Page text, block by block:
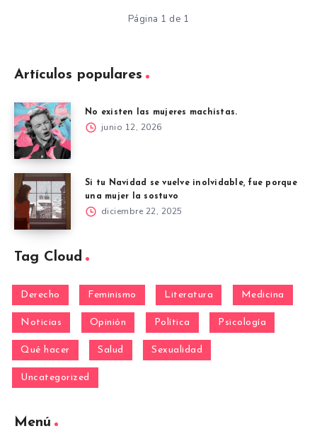
Página 1 de 1
Artículos populares
No existen las mujeres machistas.
junio 12, 2026
Si tu Navidad se vuelve inolvidable, fue porque
una mujer la sostuvo
diciembre 22, 2025
Tag Cloud
Derecho Feminismo Literatura Medicina
Noticias Opinión Política Psicología
Qué hacer Salud Sexualidad
Uncategorized
Menú